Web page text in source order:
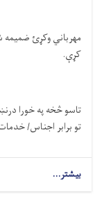
مهرباني وکړئ
کړې.
تاسو څخه په خورا
تو برابر اجناس/
بیشتر...